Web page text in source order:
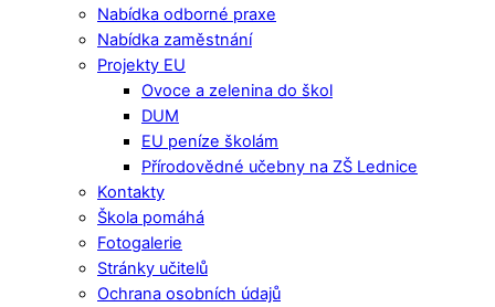
Nabídka odborné praxe
Nabídka zaměstnání
Projekty EU
Ovoce a zelenina do škol
DUM
EU peníze školám
Přírodovědné učebny na ZŠ Lednice
Kontakty
Škola pomáhá
Fotogalerie
Stránky učitelů
Ochrana osobních údajů